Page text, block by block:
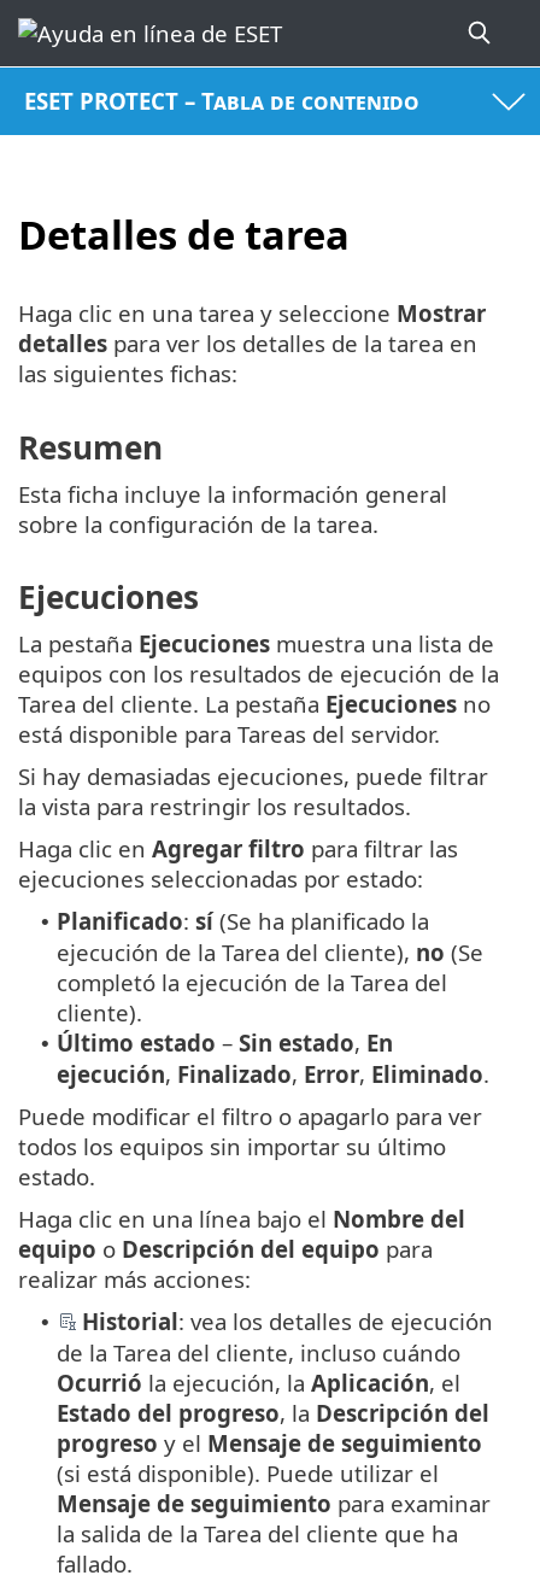
ESET PROTECT – Tabla de contenido
Detalles de tarea
Haga clic en una tarea y seleccione Mostrar
detalles para ver los detalles de la tarea en
las siguientes fichas:
Resumen
Esta ficha incluye la información general
sobre la configuración de la tarea.
Ejecuciones
La pestaña Ejecuciones muestra una lista de
equipos con los resultados de ejecución de la
Tarea del cliente. La pestaña Ejecuciones no
está disponible para Tareas del servidor.
Si hay demasiadas ejecuciones, puede filtrar
la vista para restringir los resultados.
Haga clic en Agregar filtro para filtrar las
ejecuciones seleccionadas por estado:
• Planificado: sí(Se ha planificado la
ejecución de la Tarea del cliente), no (Se
completó la ejecución de la Tarea del
cliente).
• Último estado – Sin estado, En
ejecución, Finalizado, Error, Eliminado.
Puede modificar el filtro o apagarlo para ver
todos los equipos sin importar su último
estado.
Haga clic en una línea bajo el Nombre del
equipo o Descripción del equipo para
realizar más acciones:
• Historial: vea los detalles de ejecución
de la Tarea del cliente, incluso cuándo
Ocurrió la ejecución, la Aplicación, el
Estado del progreso, la Descripción del
progreso y el Mensaje de seguimiento
(si está disponible). Puede utilizar el
Mensaje de seguimiento para examinar
la salida de la Tarea del cliente que ha
fallado.